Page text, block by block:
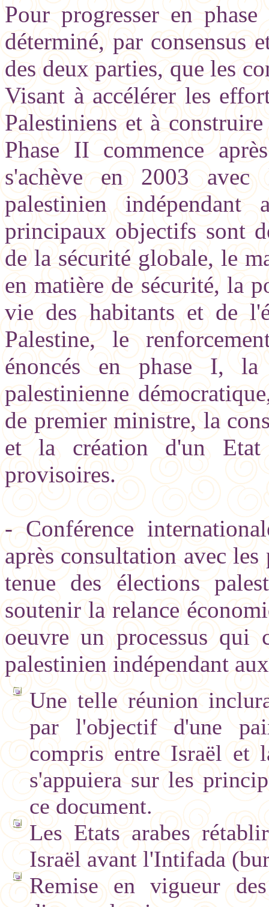
Pour progresser en
déterminé, par consensus
des deux parties, que les
Visant à accélérer les
Palestiniens et à
Phase II commence
s'achève en 2003 avec
palestinien indépendant
principaux objectifs sont
de la sécurité globale, le
en matière de sécurité, la
vie des habitants et de
Palestine, le
énoncés en phase I, la
palestinienne
de premier ministre, la
et la création d'un Etat
provisoires.
- Conférence
après consultation avec
tenue des élections
soutenir la relance
oeuvre un processus qui
palestinien indépendant
Une telle réunion
par l'objectif d'une
compris entre Israël et
s'appuiera sur les
ce document.
Les Etats arabes
Israël avant l'Intifada
Remise en vigueur